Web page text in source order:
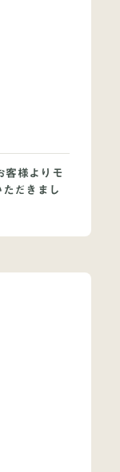
客様よりモ
だきまし